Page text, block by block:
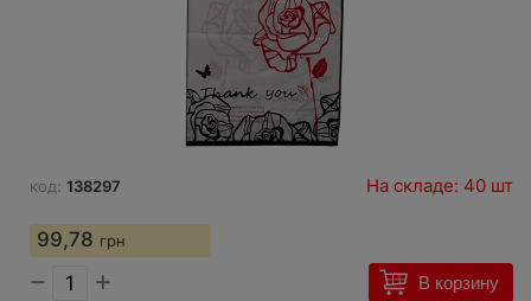
код: 138297 На складе: 40 шт
99,78 грн
− + В корзину